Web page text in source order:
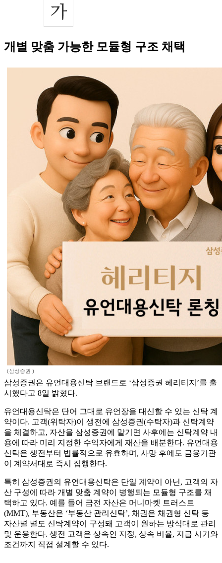
개별 맞춤 가능한 모듈형 구조 채택
(삼성증권 )
삼성증권은 유언대용신탁 브랜드로 ‘삼성증권 헤리티지’를 출
시했다고 8일 밝혔다.
유언대용신탁은 단어 그대로 유언장을 대신할 수 있는 신탁 계
약이다. 고객(위탁자)이 생전에 삼성증권(수탁자)과 신탁계약
을 체결하고, 자산을 삼성증권에 맡기면 사후에는 신탁계약 내
용에 따라 미리 지정한 수익자에게 재산을 배분한다. 유언대용
신탁은 생전부터 법률적으로 유효하며, 사망 후에도 금융기관
이 계약서대로 즉시 집행한다.
특히 삼성증권의 유언대용신탁은 단일 계약이 아닌, 고객의 자
산 구성에 따라 개별 맞춤 계약이 병행되는 모듈형 구조를 채
택하고 있다. 예를 들어 금전 자산은 머니마켓 트러스트
(MMT), 부동산은 ‘부동산 관리신탁’, 채권은 채권형 신탁 등
자산별 별도 신탁계약이 구성돼 고객이 원하는 방식대로 관리
및 운용한다. 생전 고객은 상속인 지정, 상속 비율, 지급 시기와
조건까지 직접 설계할 수 있다.